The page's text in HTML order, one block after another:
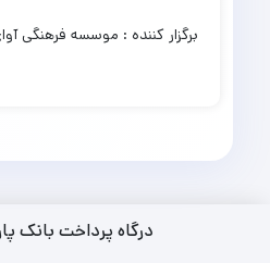
برگزار کننده : موسسه فرهنگی
درگاه پرداخت بانک